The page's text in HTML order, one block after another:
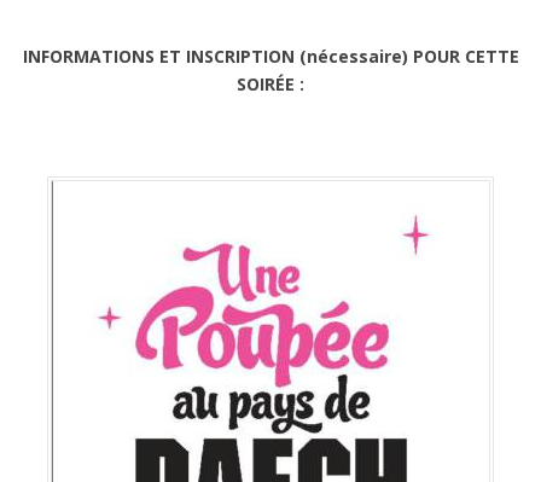
INFORMATIONS ET INSCRIPTION (nécessaire) POUR CETTE
SOIRÉE :